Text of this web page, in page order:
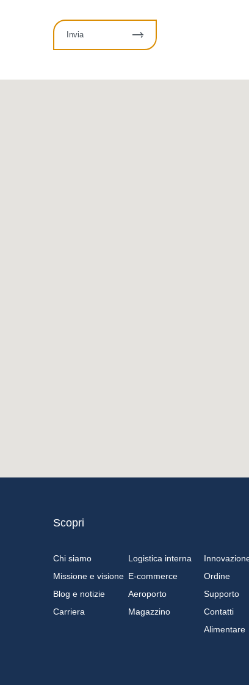
Invia
Scopri
Chi siamo Logistica interna
Missione e visione E-commerce
Ordine
Blog e notizie
Aeroporto
Supporto
Carriera
Magazzino
Contatti
Alimentare